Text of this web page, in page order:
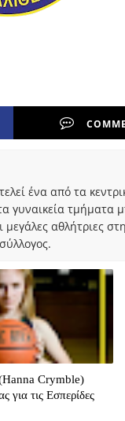
ένα από τα
γυναικεία
αθλήτριες
Crymble)
για τις Εσπερίδες